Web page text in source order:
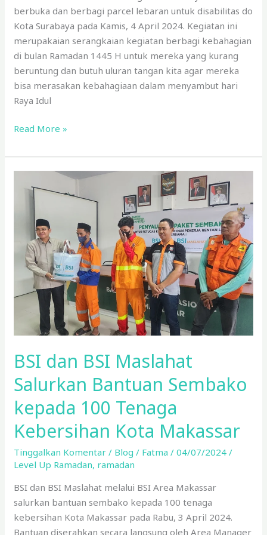
berbuka dan berbagi parcel lebaran untuk disabilitas do
Kota Surabaya pada Kamis, 4 April 2024. Kegiatan ini
merupakaian serangkaian kegiatan berbagi kebahagian
di bulan Ramadan 1445 H untuk mereka yang kurang
beruntung dan butuh uluran tangan kita agar mereka
bisa merasakan kebahagiaan dalam menyambut hari
Raya Idul
Read More »
BSI dan BSI Maslahat
Salurkan Bantuan Sembako
kepada 100 Tenaga
Kebersihan Kota Makassar
Tinggalkan Komentar / Blog / Fatma/04/07/2024/
Level Up Ramadan, ramadan
BSI dan BSI Maslahat melalui BSI Area Makassar
salurkan bantuan sembako kepada 100 tenaga
kebersihan Kota Makassar pada Rabu, 3 April 2024.
Bantuan diserahkan secara langsung oleh Area Manager
dan
Maslahat
Salurkan
Bantuan
Sembako
kepada
100
Tenaga
Kebersihan
Makassar